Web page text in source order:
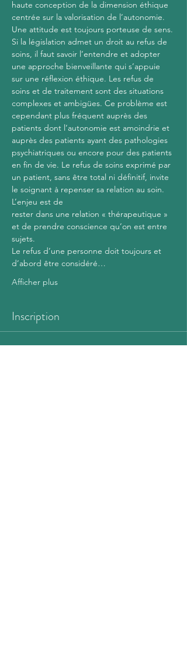
haute conception de la dimension éthique
centrée sur la valorisation de l’autonomie.
Une attitude est toujours porteuse de sens.
Si la législation admet un droit au refus de
soins, il faut savoir l’entendre et adopter
une approche bienveillante qui s’appuie
sur une réflexion éthique. Les refus de
soins et de traitement sont des situations
complexes et ambigües. Ce problème est
cependant plus fréquent auprès des
patients dont l’autonomie est amoindrie et
auprès des patients ayant des pathologies
psychiatriques ou encore pour des patients
en fin de vie. Le refus de soins exprimé par
un patient, sans être total ni définitif, invite
le soignant à repenser sa relation au soin.
L’enjeu est de
rester dans une relation « thérapeutique »
et de prendre conscience qu’on est entre
sujets.
Le refus d’une personne doit toujours et
d’abord être considéré…
Afficher plus
Inscription